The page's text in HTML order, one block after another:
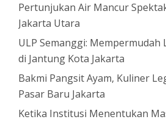
Pertunjukan Air Mancur
Jakarta Utara
ULP Semanggi: Mempermudah
di Jantung Kota Jakarta
Bakmi Pangsit Ayam, Kuliner
Pasar Baru Jakarta
Ketika Institusi Menentukan